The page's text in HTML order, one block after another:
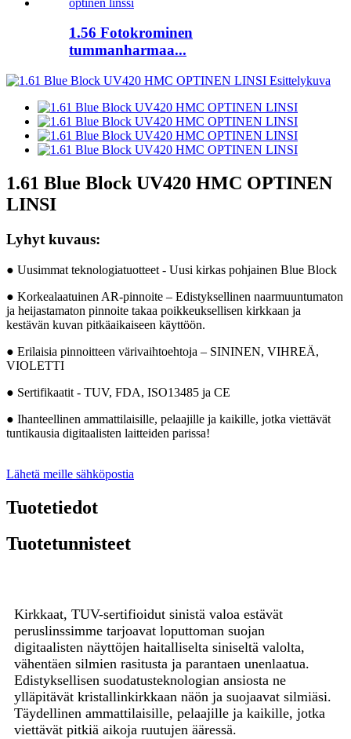
1.56 Fotokrominen
tummanharmaa...
1.61 Blue Block UV420 HMC OPTINEN
LINSI
Lyhyt kuvaus:
● Uusimmat teknologiatuotteet - Uusi kirkas pohjainen Blue Block
● Korkealaatuinen AR-pinnoite – Edistyksellinen naarmuuntumaton
ja heijastamaton pinnoite takaa poikkeuksellisen kirkkaan ja
kestävän kuvan pitkäaikaiseen käyttöön.
● Erilaisia ​​pinnoitteen värivaihtoehtoja – SININEN, VIHREÄ,
VIOLETTI
● Sertifikaatit - TUV, FDA, ISO13485 ja CE
● Ihanteellinen ammattilaisille, pelaajille ja kaikille, jotka viettävät
tuntikausia digitaalisten laitteiden parissa!
Lähetä meille sähköpostia
Tuotetiedot
Tuotetunnisteet
Kirkkaat, TUV-sertifioidut sinistä valoa estävät
peruslinssimme tarjoavat loputtoman suojan
digitaalisten näyttöjen haitalliselta siniseltä valolta,
vähentäen silmien rasitusta ja parantaen unenlaatua.
Edistyksellisen suodatusteknologian ansiosta ne
ylläpitävät kristallinkirkkaan näön ja suojaavat silmiäsi.
Täydellinen ammattilaisille, pelaajille ja kaikille, jotka
viettävät pitkiä aikoja ruutujen ääressä.